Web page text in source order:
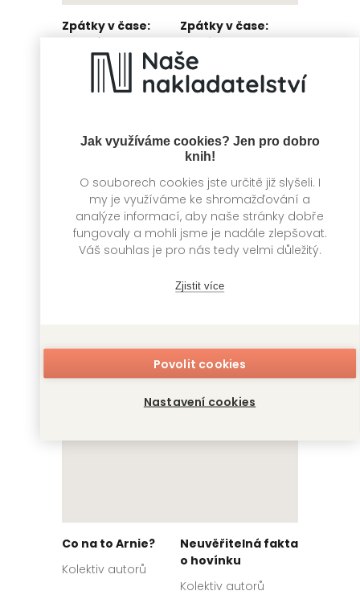
Jak využíváme cookies? Jen pro dobro
knih!
O souborech cookies jste určitě již slyšeli. I
my je využíváme ke shromažďování a
analýze informací, aby naše stránky dobře
fungovaly a mohli jsme je nadále zlepšovat.
Váš souhlas je pro nás tedy velmi důležitý.
Zjistit více
Povolit cookies
Nastavení cookies
Zpátky v čase:
Vesmír
Kolektiv autorů
Zpátky v čase:
Oceán
Kolektiv autorů
Pohledem
Co na to Arnie?
Kolektiv autorů
Neuvěřitelná fakta
o hovínku
Kolektiv autorů